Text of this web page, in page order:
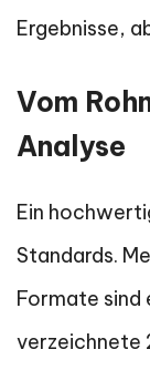
Ergebnisse,
Vom
Analyse
Ein
Standards.
Formate sind
verzeichnete